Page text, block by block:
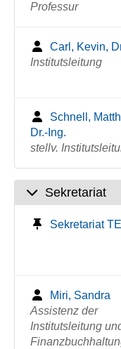
Professur
Carl, Kevin,
Institutsleitung
Schnell,
Dr.-Ing.
stellv.
Sekretariat
Sekretariat
Miri, Sandra
Assistenz der
Institutsleitung